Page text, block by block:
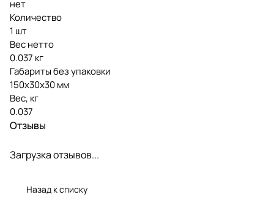
нет
Количество
1 шт
Вес нетто
0.037 кг
Габариты без упаковки
150х30х30 мм
Вес, кг
0.037
Отзывы
Загрузка отзывов...
Назад к списку